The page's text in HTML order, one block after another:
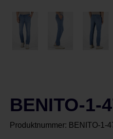
BENITO-1-
Produktnummer: BENITO-1-